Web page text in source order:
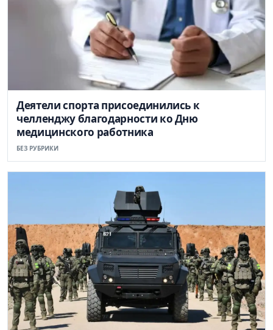
Деятели спорта присоединились к
челленджу благодарности ко Дню
медицинского работника
БЕЗ РУБРИКИ